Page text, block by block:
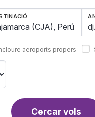
aeroports propers
Cercar vols